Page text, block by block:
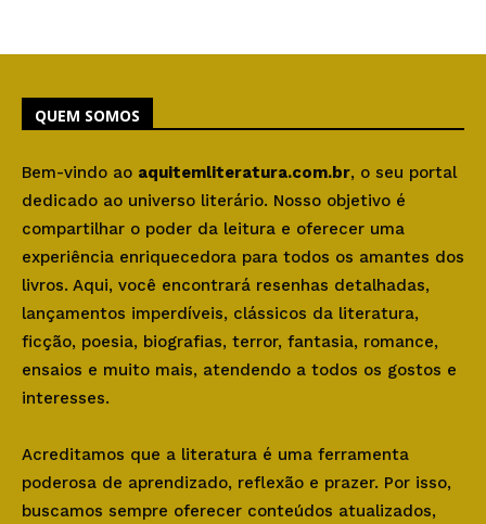
QUEM SOMOS
Bem-vindo ao aquitemliteratura.com.br, o seu portal
dedicado ao universo literário. Nosso objetivo é
compartilhar o poder da leitura e oferecer uma
experiência enriquecedora para todos os amantes dos
livros. Aqui, você encontrará resenhas detalhadas,
lançamentos imperdíveis, clássicos da literatura,
ficção, poesia, biografias, terror, fantasia, romance,
ensaios e muito mais, atendendo a todos os gostos e
interesses.
Acreditamos que a literatura é uma ferramenta
poderosa de aprendizado, reflexão e prazer. Por isso,
buscamos sempre oferecer conteúdos atualizados,